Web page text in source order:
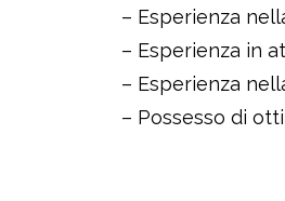
– Esperienza
– Esperienza in
– Esperienza
– Possesso di